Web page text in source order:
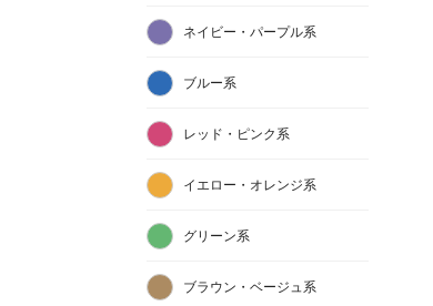
ネイビー・パープル系
ブルー系
レッド・ピンク系
イエロー・オレンジ系
グリーン系
ブラウン・ベージュ系